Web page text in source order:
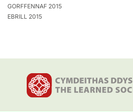
GORFFENNAF 2015
EBRILL 2015